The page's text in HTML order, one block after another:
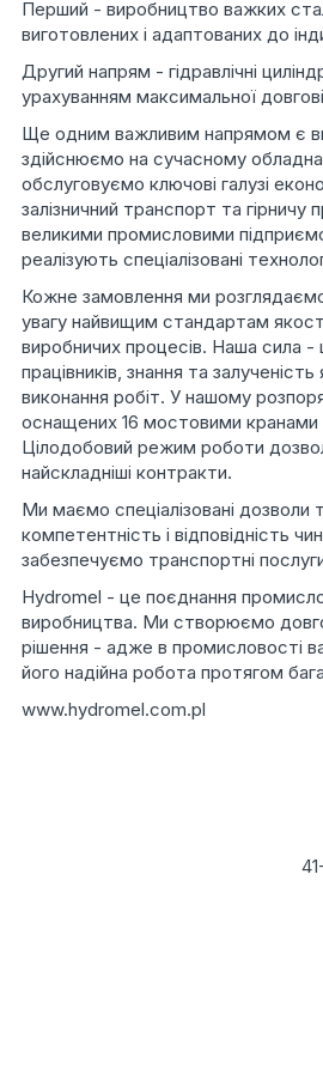
Перший - виробництво важких
виготовлених і адаптованих до
Другий напрям - гідравлічні
урахуванням максимальної
Ще одним важливим напрямом є
здійснюємо на сучасному
обслуговуємо ключові галузі
залізничний транспорт та
великими промисловими
реалізують спеціалізовані
Кожне замовлення ми
увагу найвищим стандартам
виробничих процесів. Наша сила -
працівників, знання та
виконання робіт. У нашому
оснащених 16 мостовими
Цілодобовий режим роботи
найскладніші контракти.
Ми маємо спеціалізовані
компетентність і відповідність
забезпечуємо транспортні
Hydromel - це поєднання
виробництва. Ми створюємо
рішення - адже в промисловості
його надійна робота протягом
www.hydromel.com.pl